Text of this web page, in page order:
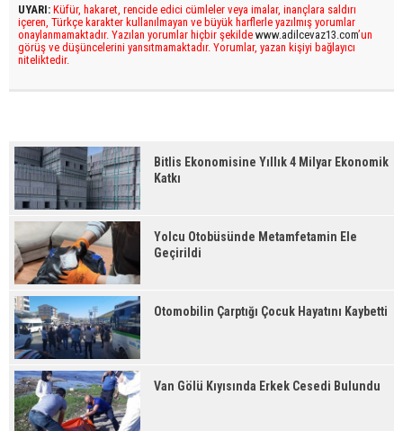
UYARI: Küfür, hakaret, rencide edici cümleler veya imalar, inançlara saldırı
içeren, Türkçe karakter kullanılmayan ve büyük harflerle yazılmış yorumlar
onaylanmamaktadır. Yazılan yorumlar hiçbir şekilde www.adilcevaz13.com’un
görüş ve düşüncelerini yansıtmamaktadır. Yorumlar, yazan kişiyi bağlayıcı
niteliktedir.
Bitlis Ekonomisine Yıllık 4 Milyar Ekonomik
Katkı
Yolcu Otobüsünde Metamfetamin Ele
Geçirildi
Otomobilin Çarptığı Çocuk Hayatını Kaybetti
Van Gölü Kıyısında Erkek Cesedi Bulundu